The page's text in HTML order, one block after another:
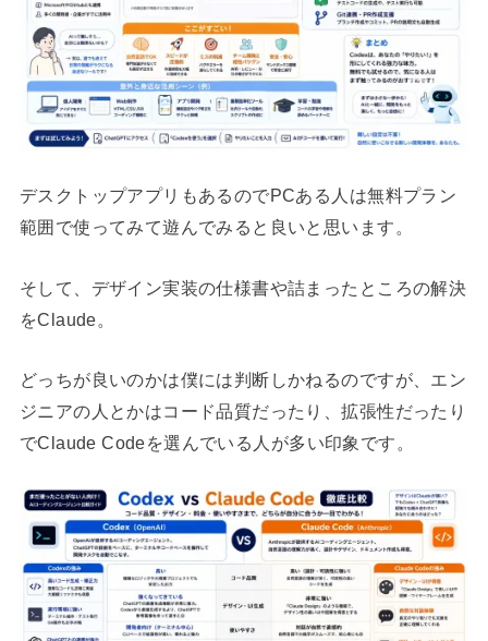
デスクトップアプリもあるのでPCある人は無料プラン
範囲で使ってみて遊んでみると良いと思います。
そして、デザイン実装の仕様書や詰まったところの解決
をClaude。
どっちが良いのかは僕には判断しかねるのですが、エン
ジニアの人とかはコード品質だったり、拡張性だったり
でClaude Codeを選んでいる人が多い印象です。